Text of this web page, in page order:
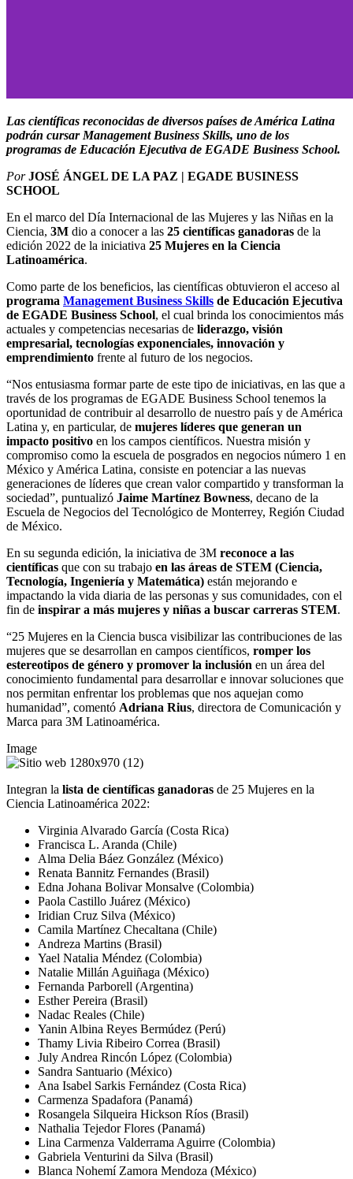
Las científicas reconocidas de diversos países de América Latina
podrán cursar Management Business Skills, uno de los
programas de Educación Ejecutiva de EGADE Business School.
Por JOSÉ ÁNGEL DE LA PAZ | EGADE BUSINESS
SCHOOL
En el marco del Día Internacional de las Mujeres y las Niñas en la
Ciencia, 3M dio a conocer a las 25 científicas ganadoras de la
edición 2022 de la iniciativa 25 Mujeres en la Ciencia
Latinoamérica.
Como parte de los beneficios, las científicas obtuvieron el acceso al
programa Management Business Skills de Educación Ejecutiva
de EGADE Business School, el cual brinda los conocimientos más
actuales y competencias necesarias de liderazgo, visión
empresarial, tecnologías exponenciales, innovación y
emprendimiento frente al futuro de los negocios.
“Nos entusiasma formar parte de este tipo de iniciativas, en las que a
través de los programas de EGADE Business School tenemos la
oportunidad de contribuir al desarrollo de nuestro país y de América
Latina y, en particular, de mujeres líderes que generan un
impacto positivo en los campos científicos. Nuestra misión y
compromiso como la escuela de posgrados en negocios número 1 en
México y América Latina, consiste en potenciar a las nuevas
generaciones de líderes que crean valor compartido y transforman la
sociedad”, puntualizó Jaime Martínez Bowness, decano de la
Escuela de Negocios del Tecnológico de Monterrey, Región Ciudad
de México.
En su segunda edición, la iniciativa de 3M reconoce a las
científicas que con su trabajo en las áreas de STEM (Ciencia,
Tecnología, Ingeniería y Matemática) están mejorando e
impactando la vida diaria de las personas y sus comunidades, con el
fin de inspirar a más mujeres y niñas a buscar carreras STEM.
“25 Mujeres en la Ciencia busca visibilizar las contribuciones de las
mujeres que se desarrollan en campos científicos, romper los
estereotipos de género y promover la inclusión en un área del
conocimiento fundamental para desarrollar e innovar soluciones que
nos permitan enfrentar los problemas que nos aquejan como
humanidad”, comentó Adriana Rius, directora de Comunicación y
Marca para 3M Latinoamérica.
Image
Integran la lista de científicas ganadoras de 25 Mujeres en la
Ciencia Latinoamérica 2022:
Virginia Alvarado García (Costa Rica)
Francisca L. Aranda (Chile)
Alma Delia Báez González (México)
Renata Bannitz Fernandes (Brasil)
Edna Johana Bolivar Monsalve (Colombia)
Paola Castillo Juárez (México)
Iridian Cruz Silva (México)
Camila Martínez Checaltana (Chile)
Andreza Martins (Brasil)
Yael Natalia Méndez (Colombia)
Natalie Millán Aguiñaga (México)
Fernanda Parborell (Argentina)
Esther Pereira (Brasil)
Nadac Reales (Chile)
Yanin Albina Reyes Bermúdez (Perú)
Thamy Livia Ribeiro Correa (Brasil)
July Andrea Rincón López (Colombia)
Sandra Santuario (México)
Ana Isabel Sarkis Fernández (Costa Rica)
Carmenza Spadafora (Panamá)
Rosangela Silqueira Hickson Ríos (Brasil)
Nathalia Tejedor Flores (Panamá)
Lina Carmenza Valderrama Aguirre (Colombia)
Gabriela Venturini da Silva (Brasil)
Blanca Nohemí Zamora Mendoza (México)